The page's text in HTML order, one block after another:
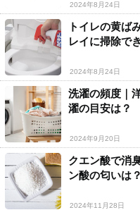
2024年8月24日
トイレの黄ば
レイに掃除で
2024年8月24日
洗濯の頻度｜
濯の目安は？
2024年9月20日
クエン酸で消
ン酸の匂いは？
2024年11月28日